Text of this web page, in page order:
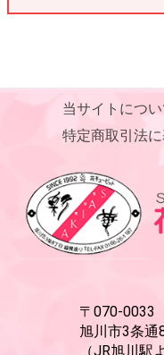
当サイトについ
特定商取引法
〒070-0033
旭川市3条通
（JR旭川駅